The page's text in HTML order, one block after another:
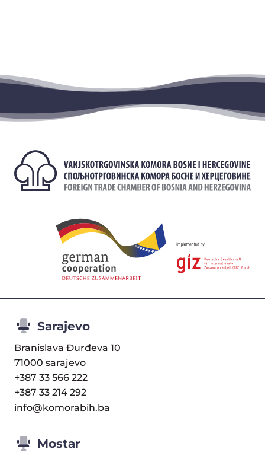
Sarajevo
Branislava Đurđeva 10
71000 sarajevo
+387 33 566 222
+387 33 214 292
info@komorabih.ba
Mostar